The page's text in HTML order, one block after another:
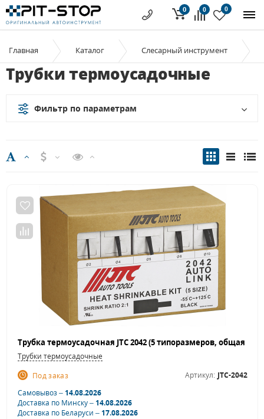
0 0
0
Главная Каталог Слесарный инструмент
Трубки термоусадочные
Фильтр по параметрам
Трубки термоусадочные
Под заказ
Артикул: JTC-2042
Самовывоз –14.08.2026
Доставка по Минску –14.08.2026
Доставка по Беларуси –17.08.2026